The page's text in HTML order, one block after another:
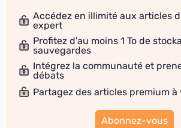
Accédez en illimité aux articles
expert
Profitez d'au moins 1 To de
sauvegardes
Intégrez la communauté et
débats
Partagez des articles premium
Abonnez-vous